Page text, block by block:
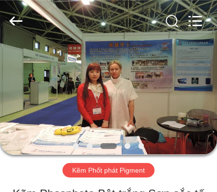
NHÀ
SẢN
PHẨM
VIDEO
VỀ
chemical
co.,ltd.
Rights
Reserved.
Developed
by
ECER
Kẽm Phốt phát Pigment